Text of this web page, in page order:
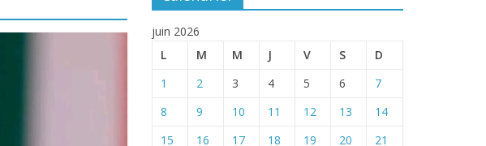
juin 2026
L
M M J V S D
1 2 3 4 5 6
7
8
9 10 11 12 13
14
15
16 17 18 19 20
21